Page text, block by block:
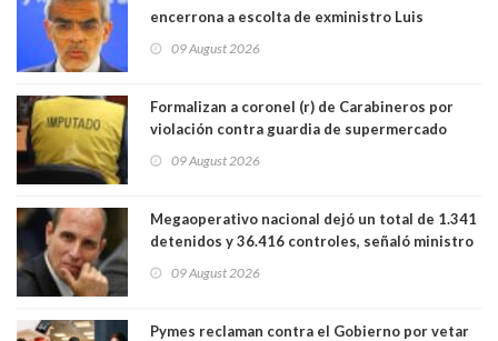
encerrona a escolta de exministro Luis
Lo Espejo
09 August 2026
Formalizan a coronel (r) de Carabineros por
violación contra guardia de supermercado
09 August 2026
Megaoperativo nacional dejó un total de 1.341
detenidos y 36.416 controles, señaló ministro
09 August 2026
Pymes reclaman contra el Gobierno por vetar